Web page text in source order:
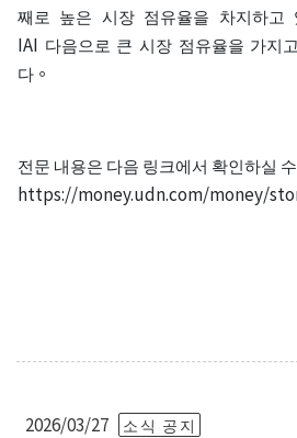
째로 높은 시장 점유율을 차지하고
IAI 다음으로 큰 시장 점유율을 가지
다。
전문 내용은 다음 링크에서 확인하실
https://money.udn.com/money/
2026/03/27 소식 공지